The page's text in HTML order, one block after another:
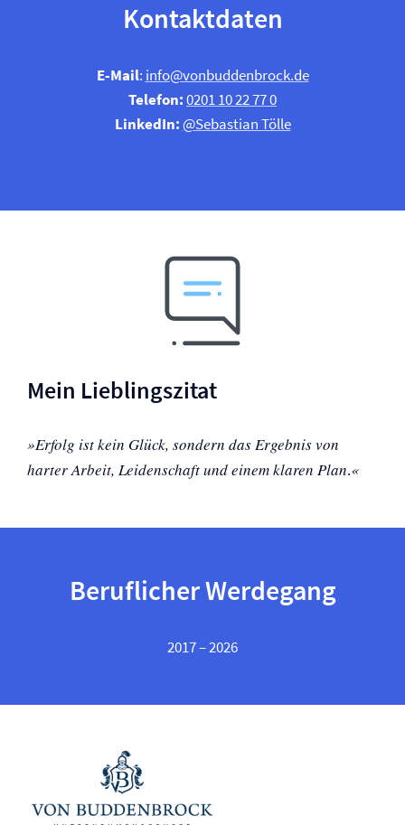
Kontaktdaten
E‑Mail: info@vonbuddenbrock.de
Telefon:0201 10 22 77 0
LinkedIn: @Sebastian Tölle
Mein Lieblingszitat
»Erfolg ist kein Glück, sondern das Ergebnis von
harter Arbeit, Leidenschaft und einem klaren Plan.«
Beruflicher Werdegang
2017 – 2026